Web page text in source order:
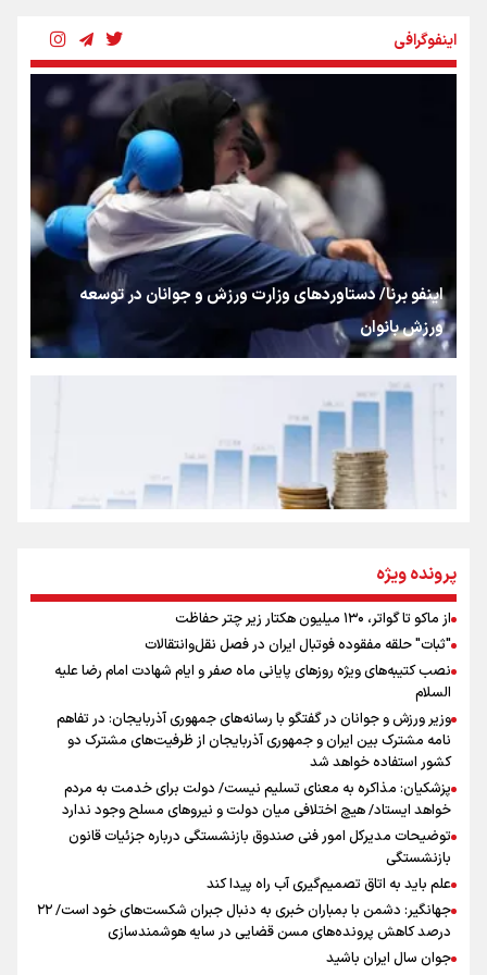
بنزین؛ تدبیری برای حفظ امنیت انرژی
«هورامان»؛ میراثی که جهان را شیفته کرد
شکستگیِ بزرگ؛ روایتِ یک استخوان، یک نسل، یک توهم!
رسانه ملی و حق مردم برای شنیدن صدای رئیس‌جمهوری
روایت ایران از کنار مردم
جمله‌ای که بغض چهارماهه را شکست؛ «آهای مردم، آقا از
تهران رفتند»
سه حسرتی که به دلم ماند
اینفوگرافی
اینفو برنا/ دستاوردهای وزارت ورزش و جوانان در توسعه
ورزش بانوان
اینفو برنا/ میزان مالیات بر ارزش افزوده چقدر است؟
اینفو برنا / ۴ مسیر اصلی پیاده روی اربعین در عراق
پرونده ویژه
از ماکو تا گواتر، ۱۳۰ میلیون هکتار زیر چتر حفاظت
"ثبات" حلقه مفقوده فوتبال ایران در فصل نقل‌وانتقالات
نصب کتیبه‌های ویژه روزهای پایانی ماه صفر و ایام شهادت امام رضا علیه
السلام
وزیر ورزش و جوانان در گفتگو با رسانه‌های جمهوری آذربایجان: در تفاهم
نامه مشترک بین ایران و جمهوری آذربایجان از ظرفیت‌های مشترک دو
کشور استفاده خواهد شد
پزشکیان: مذاکره به معنای تسلیم نیست/ دولت برای خدمت به مردم
خواهد ایستاد/ هیچ اختلافی میان دولت و نیروهای مسلح وجود ندارد
توضیحات مدیرکل امور فنی صندوق بازنشستگی درباره جزئیات قانون
بازنشستگی
علم باید به اتاق تصمیم‌گیری آب راه پیدا کند
جهانگیر: دشمن با بمباران خبری به دنبال جبران شکست‌های خود است/ ۲۲
درصد کاهش پرونده‌های مسن قضایی در سایه هوشمندسازی
جوان سال ایران باشید